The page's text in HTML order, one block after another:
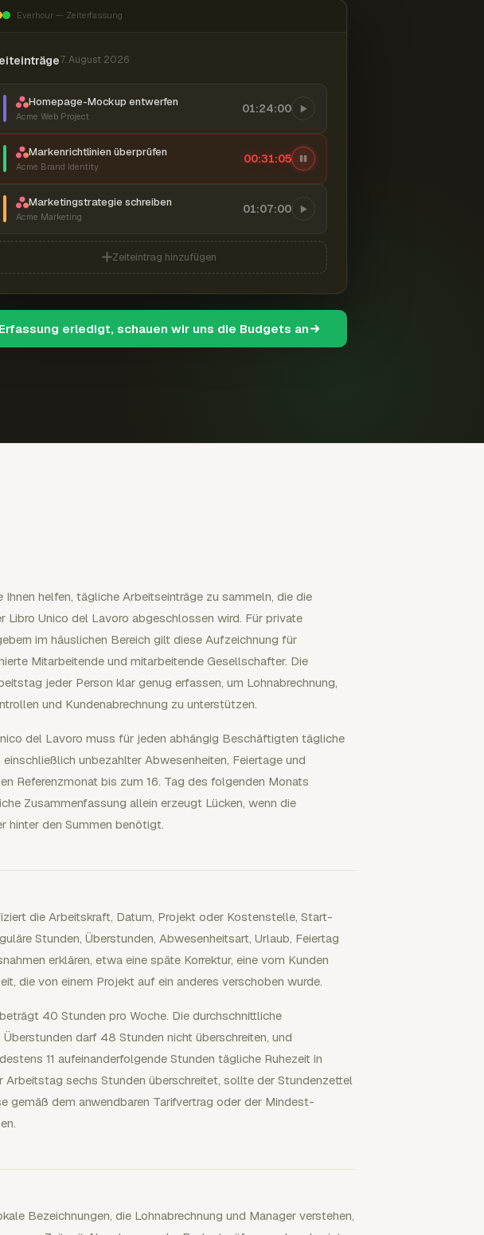
Everhour — Zeiterfassung
7. August 2026
Homepage-Mockup entwerfen
Acme Web Project
01:24:00
Markenrichtlinien überprüfen
Acme Brand Identity
00:31:06
Marketingstrategie schreiben
Acme Marketing
01:07:00
Zeiteintrag hinzufügen
Erfassung erledigt, schauen wir uns die Budgets an
helfen, tägliche Arbeitseinträge zu sammeln, die die
Libro Unico del Lavoro abgeschlossen wird. Für private
im häuslichen Bereich gilt diese Aufzeichnung für
Mitarbeitende und mitarbeitende Gesellschafter. Die
jeder Person klar genug erfassen, um Lohnabrechnung,
und Kundenabrechnung zu unterstützen.
del Lavoro muss für jeden abhängig Beschäftigten tägliche
unbezahlter Abwesenheiten, Feiertage und
Referenzmonat bis zum 16. Tag des folgenden Monats
Zusammenfassung allein erzeugt Lücken, wenn die
hinter den Summen benötigt.
die Arbeitskraft, Datum, Projekt oder Kostenstelle, Start-
Stunden, Überstunden, Abwesenheitsart, Urlaub, Feiertag
erklären, etwa eine späte Korrektur, eine vom Kunden
die von einem Projekt auf ein anderes verschoben wurde.
40 Stunden pro Woche. Die durchschnittliche
darf 48 Stunden nicht überschreiten, und
11 aufeinanderfolgende Stunden tägliche Ruhezeit in
Arbeitstag sechs Stunden überschreitet, sollte der Stundenzettel
gemäß dem anwendbaren Tarifvertrag oder der Mindest-
Bezeichnungen, die Lohnabrechnung und Manager verstehen,